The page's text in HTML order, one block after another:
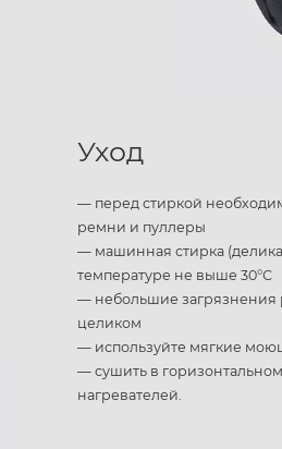
Уход
— перед стиркой
ремни и пуллеры
— машинная стирка
температуре не выше 30°С
— небольшие загрязнения
целиком
— используйте мягкие
— сушить в
нагревателей.